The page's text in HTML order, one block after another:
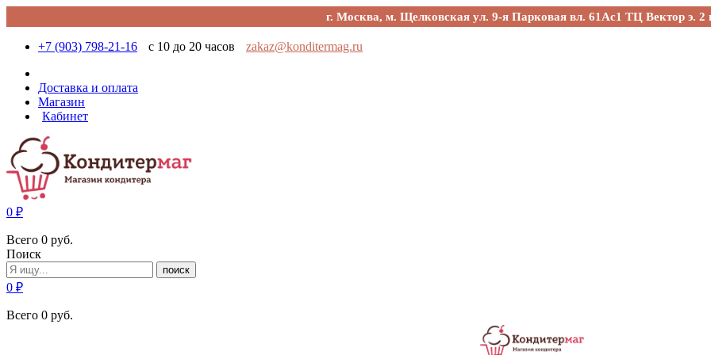
г. Москва, м. Щелковская ул. 9-я Парковая вл. 61Ас1 ТЦ Вектор э. 2
+7 (903) 798-21-16 с 10 до 20 часов zakaz@konditermag.ru
Доставка и оплата
Магазин
Кабинет
0 ₽
Всего 0 руб.
Поиск
поиск
0 ₽
Всего 0 руб.